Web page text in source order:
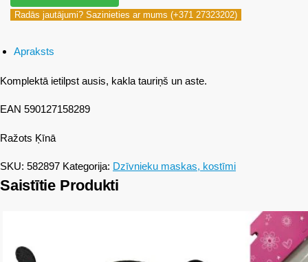
Radās jautājumi? Sazinieties ar mums (+371 27323202)
Apraksts
Komplektā ietilpst ausis, kakla tauriņš un aste.
EAN 590127158289
Ražots Ķīnā
SKU: 582897 Kategorija: Dzīvnieku maskas, kostīmi
Saistītie Produkti